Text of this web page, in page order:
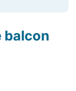
balcon